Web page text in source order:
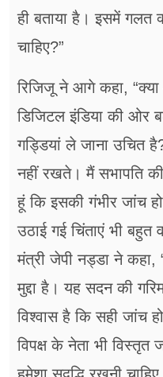
ही बताया है। इसमें गलत
चाहिए?”
रिजिजू ने आगे कहा,
डिजिटल इंडिया की ओर
गड्डियां ले जाना उचित
नहीं रखते। मैं सभापति
हूं कि इसकी गंभीर जांच
उठाई गई चिंताएं भी बहुत
मंत्री जेपी नड्डा ने कहा,
मुद्दा है। यह सदन की
विश्वास है कि सही जांच
विपक्ष के नेता भी विस्तृत